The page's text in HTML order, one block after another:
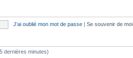
J’ai oublié mon mot de passe | Se souvenir de moi
dernières minutes)